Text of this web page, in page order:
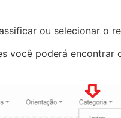
ou selecionar o
você poderá encontrar